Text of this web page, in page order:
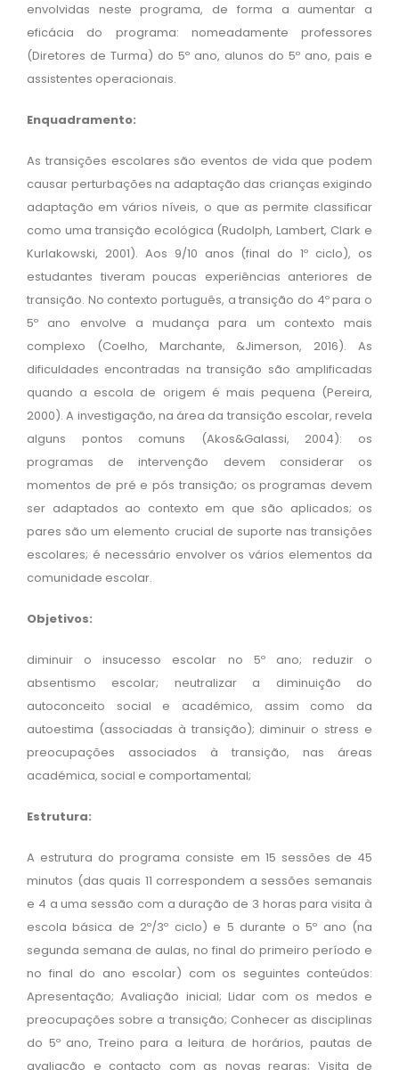
envolvidas neste programa, de forma a aumentar a
eficácia do programa: nomeadamente professores
(Diretores de Turma) do 5º ano, alunos do 5º ano, pais e
assistentes operacionais.
Enquadramento:
As transições escolares são eventos de vida que podem
causar perturbações na adaptação das crianças exigindo
adaptação em vários níveis, o que as permite classificar
como uma transição ecológica (Rudolph, Lambert, Clark e
Kurlakowski, 2001). Aos 9/10 anos (final do 1º ciclo), os
estudantes tiveram poucas experiências anteriores de
transição. No contexto português, a transição do 4º para o
5º ano envolve a mudança para um contexto mais
complexo (Coelho, Marchante, &Jimerson, 2016). As
dificuldades encontradas na transição são amplificadas
quando a escola de origem é mais pequena (Pereira,
2000). A investigação, na área da transição escolar, revela
alguns pontos comuns (Akos&Galassi, 2004): os
programas de intervenção devem considerar os
momentos de pré e pós transição; os programas devem
ser adaptados ao contexto em que são aplicados; os
pares são um elemento crucial de suporte nas transições
escolares; é necessário envolver os vários elementos da
comunidade escolar.
Objetivos:
diminuir o insucesso escolar no 5º ano; reduzir o
absentismo escolar; neutralizar a diminuição do
autoconceito social e académico, assim como da
autoestima (associadas à transição); diminuir o stress e
preocupações associados à transição, nas áreas
académica, social e comportamental;
Estrutura:
A estrutura do programa consiste em 15 sessões de 45
minutos (das quais 11 correspondem a sessões semanais
e 4 a uma sessão com a duração de 3 horas para visita à
escola básica de 2º/3º ciclo) e 5 durante o 5º ano (na
segunda semana de aulas, no final do primeiro período e
no final do ano escolar) com os seguintes conteúdos:
Apresentação; Avaliação inicial; Lidar com os medos e
preocupações sobre a transição; Conhecer as disciplinas
do 5º ano, Treino para a leitura de horários, pautas de
avaliação e contacto com as novas regras; Visita de
saudáveis e de prevenção de comportamentos de risco, focado no
do ajustamento escolar na transição de ciclo.
Contactos
Praça do Município, nº8
2560-289 Torres Vedras
(+351) 261 322 991
- Quem Somos
- Testemunhos
- Programas
- Parceiros